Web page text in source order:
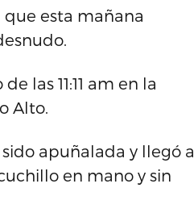
esta mañana
las 11:11 am en la
Alto.
apuñalada y llegó a
en mano y sin